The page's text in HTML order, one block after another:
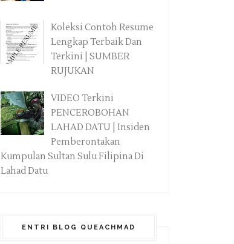
Koleksi Contoh Resume
Lengkap Terbaik Dan
Terkini | SUMBER
RUJUKAN
VIDEO Terkini
PENCEROBOHAN
LAHAD DATU | Insiden
Pemberontakan
Kumpulan Sultan Sulu Filipina Di
Lahad Datu
ENTRI BLOG QUEACHMAD